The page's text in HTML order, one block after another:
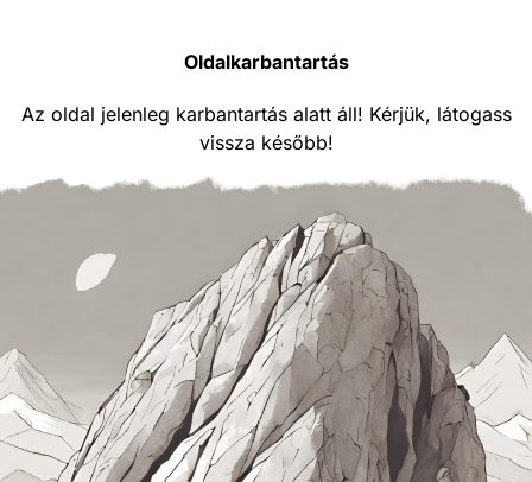
Oldalkarbantartás
Az oldal jelenleg karbantartás alatt áll! Kérjük, látogass
vissza később!